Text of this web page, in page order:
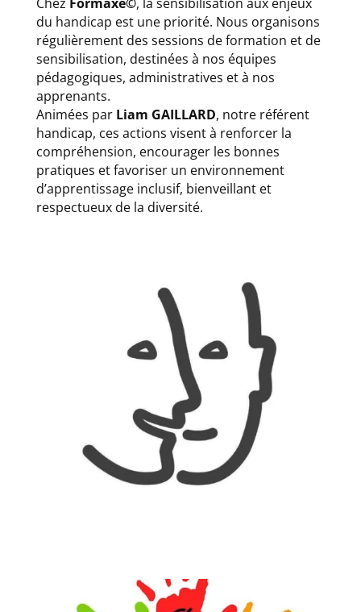
du handicap est une priorité. Nous organisons
régulièrement des sessions de formation et de
sensibilisation, destinées à nos équipes
pédagogiques, administratives et à nos
apprenants.
Animées par Liam GAILLARD, notre référent
handicap, ces actions visent à renforcer la
compréhension, encourager les bonnes
pratiques et favoriser un environnement
d’apprentissage inclusif, bienveillant et
respectueux de la diversité.